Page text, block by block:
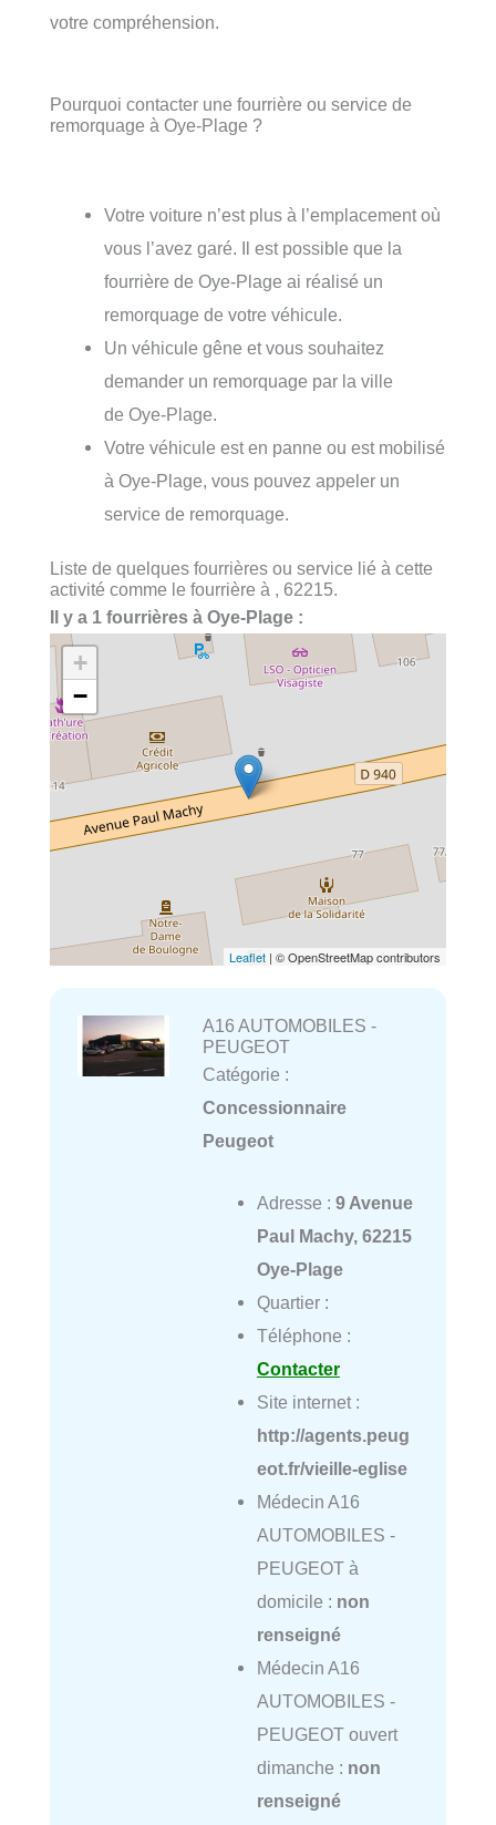
votre compréhension.
Pourquoi contacter une fourrière ou service de
remorquage à Oye-Plage ?
Votre voiture n’est plus à l’emplacement où
vous l’avez garé. Il est possible que la
fourrière de Oye-Plage ai réalisé un
remorquage de votre véhicule.
Un véhicule gêne et vous souhaitez
demander un remorquage par la ville
de Oye-Plage.
Votre véhicule est en panne ou est mobilisé
à Oye-Plage, vous pouvez appeler un
service de remorquage.
Liste de quelques fourrières ou service lié à cette
activité comme le fourrière à , 62215.
Il y a 1 fourrières à Oye-Plage :
+
−
Leaflet | © OpenStreetMap contributors
A16 AUTOMOBILES -
PEUGEOT
Catégorie :
Concessionnaire
Peugeot
Adresse : 9 Avenue
Paul Machy, 62215
Oye-Plage
Quartier :
Téléphone :
Contacter
Site internet :
http://agents.peug
eot.fr/vieille-eglise
Médecin A16
AUTOMOBILES -
PEUGEOT à
domicile : non
renseigné
Médecin A16
AUTOMOBILES -
PEUGEOT ouvert
dimanche : non
renseigné